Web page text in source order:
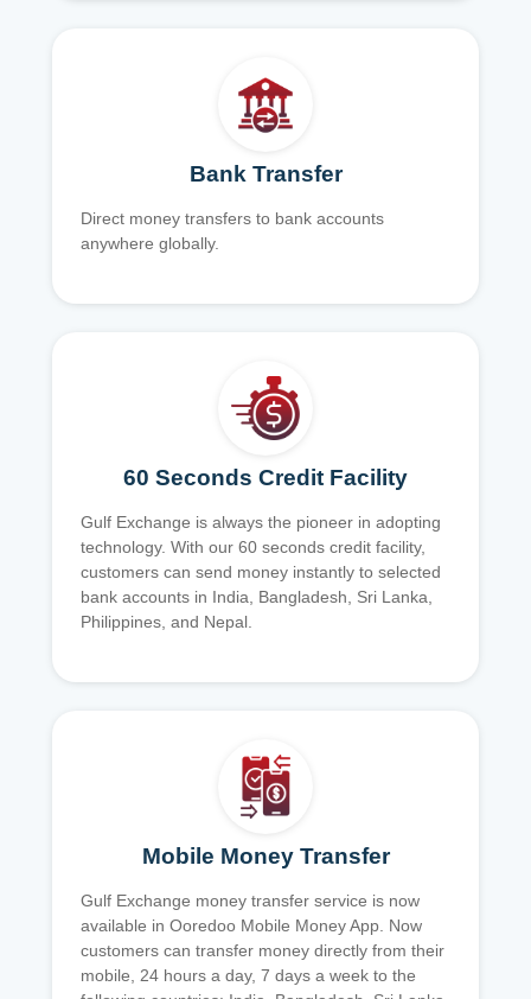
Bank Transfer
Direct money transfers to bank accounts
anywhere globally.
60 Seconds Credit Facility
Gulf Exchange is always the pioneer in adopting
technology. With our 60 seconds credit facility,
customers can send money instantly to selected
bank accounts in India, Bangladesh, Sri Lanka,
Philippines, and Nepal.
Mobile Money Transfer
Gulf Exchange money transfer service is now
available in Ooredoo Mobile Money App. Now
customers can transfer money directly from their
mobile, 24 hours a day, 7 days a week to the